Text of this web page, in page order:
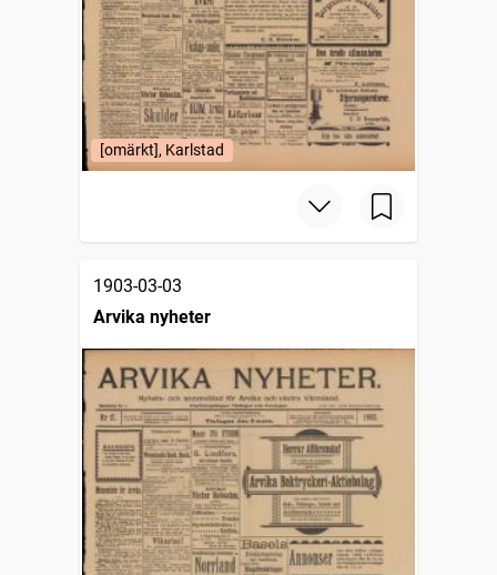
[omärkt], Karlstad
1903-03-03
Arvika nyheter